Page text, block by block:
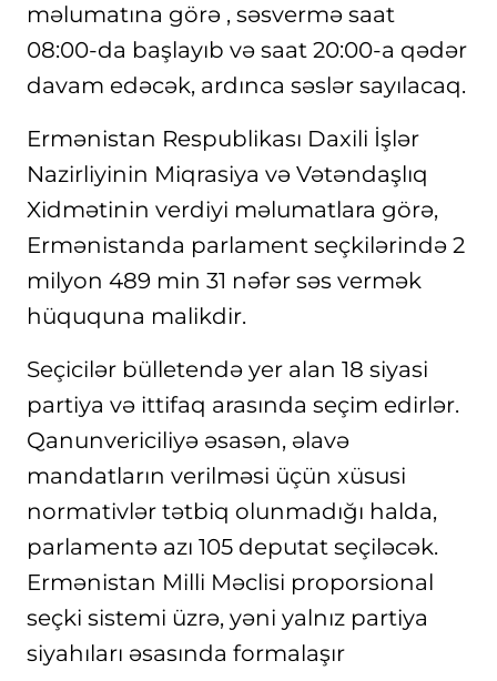
məlumatına görə , səsvermə saat
08:00-da başlayıb və saat 20:00-a qədər
davam edəcək, ardınca səslər sayılacaq.
Ermənistan Respublikası Daxili İşlər
Nazirliyinin Miqrasiya və Vətəndaşlıq
Xidmətinin verdiyi məlumatlara görə,
Ermənistanda parlament seçkilərində 2
milyon 489 min 31 nəfər səs vermək
hüququna malikdir.
Seçicilər bülletendə yer alan 18 siyasi
partiya və ittifaq arasında seçim edirlər.
Qanunvericiliyə əsasən, əlavə
mandatların verilməsi üçün xüsusi
normativlər tətbiq olunmadığı halda,
parlamentə azı 105 deputat seçiləcək.
Ermənistan Milli Məclisi proporsional
seçki sistemi üzrə, yəni yalnız partiya
siyahıları əsasında formalaşır